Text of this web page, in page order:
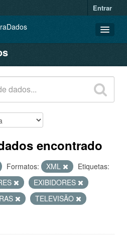
Entrar
encontrado
Formatos: XML
Etiquetas:
EXIBIDORES
TELEVISÃO